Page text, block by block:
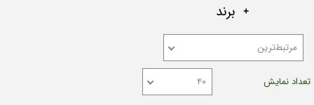
برند
مرتبط‌ترین
تعداد نمایش ۴۰